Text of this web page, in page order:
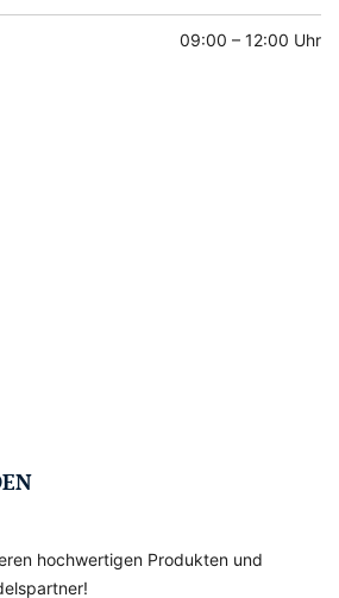
09:00 – 12:00 Uhr
hochwertigen Produkten und